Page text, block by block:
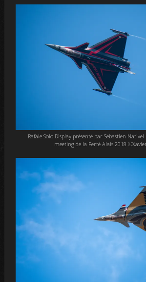
Rafale Solo Display présenté par Sebastien
meeting de la Ferté Alais 2018